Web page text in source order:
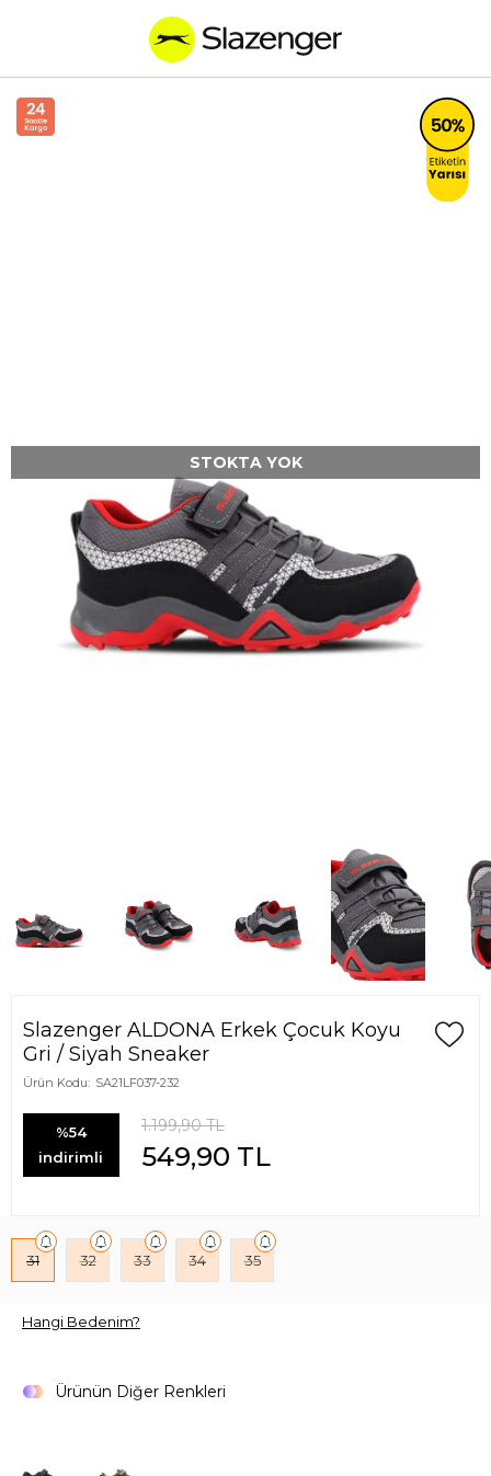
STOKTA YOK
Slazenger ALDONA Erkek Çocuk Koyu
Gri / Siyah Sneaker
Ürün Kodu: SA21LF037-232
%54
indirimli
1.199,90TL
549,90 TL
31 32 33 34 35
Hangi Bedenim?
Ürünün Diğer Renkleri